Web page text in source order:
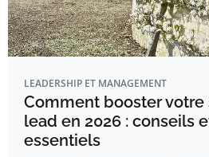
LEADERSHIP ET MANAGEMENT
Comment booster
lead en 2026 : conseils
essentiels